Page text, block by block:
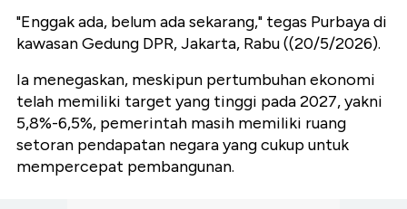
"Enggak ada, belum ada sekarang," tegas Purbaya di
kawasan Gedung DPR, Jakarta, Rabu ((20/5/2026).
Ia menegaskan, meskipun pertumbuhan ekonomi
telah memiliki target yang tinggi pada 2027, yakni
5,8%-6,5%, pemerintah masih memiliki ruang
setoran pendapatan negara yang cukup untuk
mempercepat pembangunan.